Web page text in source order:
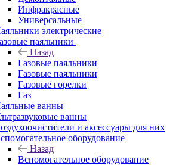
Инфракрасные
Универсальные
электрические
паяльники
Назад
Газовые паяльники
Газовые паяльники
Газовые горелки
Газ
ванны
ванны
и аксессуары для них
оборудование
Назад
Вспомогательное оборудование